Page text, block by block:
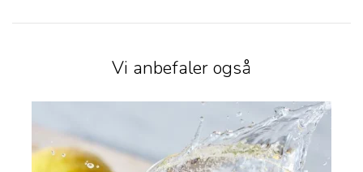
Vi anbefaler også